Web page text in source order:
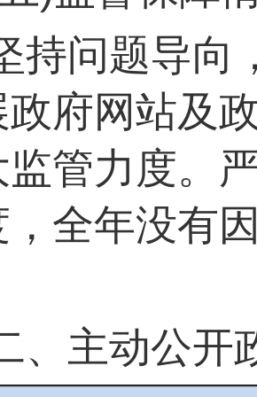
持问题导向
政府网站及
监管力度。
，全年没有
、主动公开